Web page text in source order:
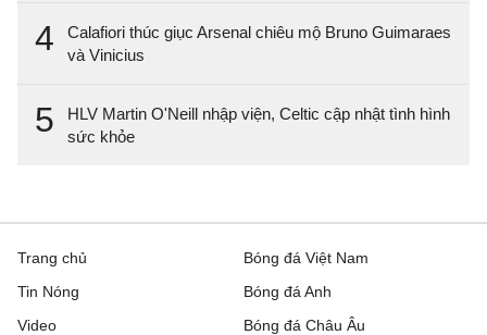
4
Calafiori thúc giục Arsenal chiêu mộ Bruno Guimaraes
và Vinicius
5
HLV Martin O'Neill nhập viện, Celtic cập nhật tình hình
sức khỏe
Trang chủ
Tin Nóng
Video
Bóng đá Việt Nam
Bóng đá Anh
Bóng đá Châu Âu